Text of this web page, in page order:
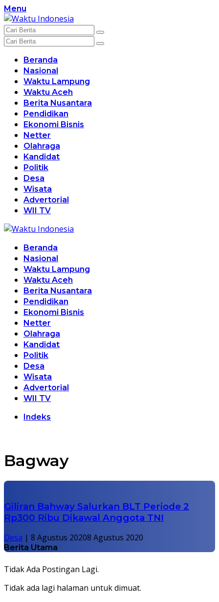
Langsung
ke
konten
Menu
Beranda
Nasional
Waktu Lampung
Waktu Aceh
Berita Nusantara
Pendidikan
Ekonomi Bisnis
Netter
Olahraga
Kandidat
Politik
Desa
Wisata
Advertorial
WII TV
Beranda
Nasional
Waktu Lampung
Waktu Aceh
Berita Nusantara
Pendidikan
Ekonomi Bisnis
Netter
Olahraga
Kandidat
Politik
Desa
Wisata
Advertorial
WII TV
Indeks
Bagway
Giliran Bahway Salurkan BLT Periode 2
Rp300 Ribu Dikawal Anggota TNI
Desa | 8 Agustus 20208 Agustus 2020
Berita Utama
Tidak Ada Postingan Lagi.
Tidak ada lagi halaman untuk dimuat.